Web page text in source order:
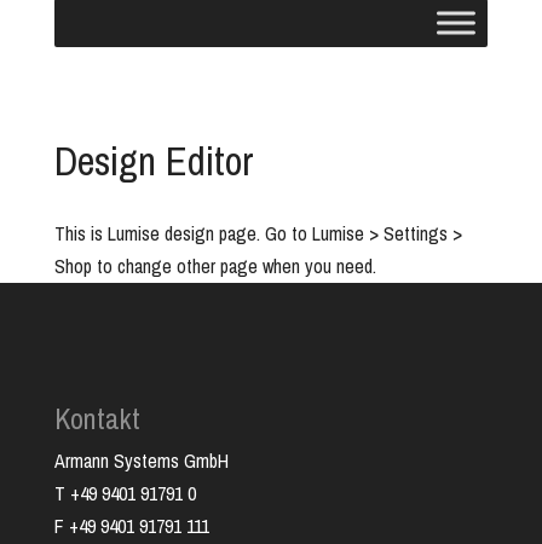
Design Editor
This is Lumise design page. Go to Lumise > Settings >
Shop to change other page when you need.
Kontakt
Armann Systems GmbH
T +49 9401 91791 0
F +49 9401 91791 111